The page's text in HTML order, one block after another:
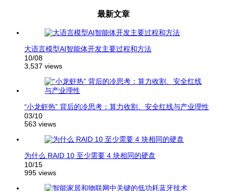
最新文章
大语言模型AI智能体开发主要过程和方法
10/08
3,537 views
“小龙虾热” 背后的冷思考：算力收割、安全红线与产业理性
03/10
563 views
为什么 RAID 10 至少需要 4 块相同的硬盘
10/15
995 views